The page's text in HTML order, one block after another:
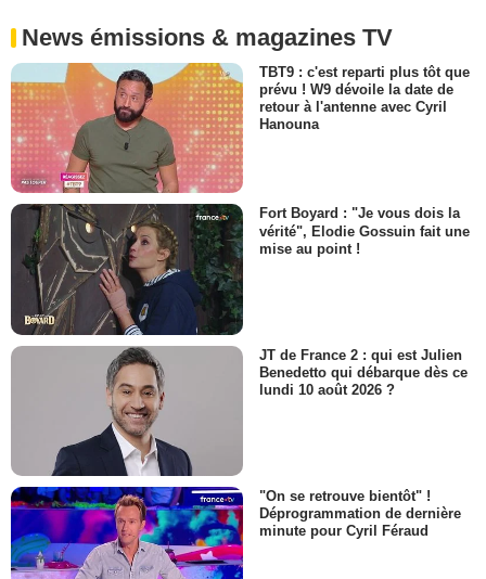
News émissions & magazines TV
TBT9 : c'est reparti plus tôt que
prévu ! W9 dévoile la date de
retour à l'antenne avec Cyril
Hanouna
Fort Boyard : "Je vous dois la
vérité", Elodie Gossuin fait une
mise au point !
JT de France 2 : qui est Julien
Benedetto qui débarque dès ce
lundi 10 août 2026 ?
"On se retrouve bientôt" !
Déprogrammation de dernière
minute pour Cyril Féraud